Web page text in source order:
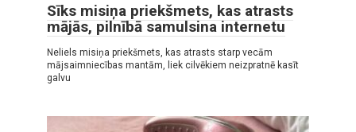
Sīks misiņa priekšmets, kas atrasts
mājās, pilnībā samulsina internetu
Neliels misiņa priekšmets, kas atrasts starp vecām
mājsaimniecības mantām, liek cilvēkiem neizpratnē kasīt
galvu